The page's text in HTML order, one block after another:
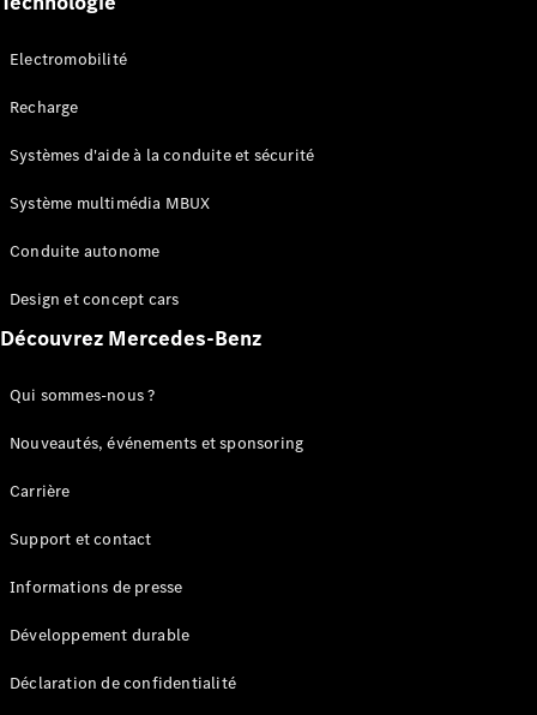
Electromobilité
Recharge
Systèmes d'aide à la conduite et sécurité
Système multimédia MBUX
Conduite autonome
Design et concept cars
Découvrez Mercedes-Benz
Qui sommes-nous ?
Nouveautés, événements et sponsoring
Carrière
Support et contact
Informations de presse
Développement durable
Déclaration de confidentialité